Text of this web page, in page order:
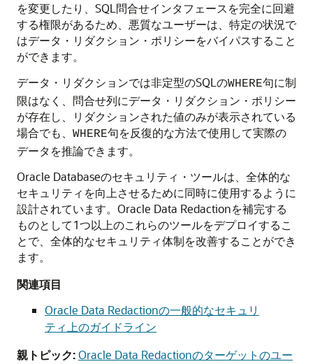
を変更したり、SQL問合せインタフェースを完全に回避
する権限があるため、悪質なユーザーは、特定の状況で
はデータ・リダクション・ポリシーをバイパスすること
ができます。
データ・リダクションでは非定型のSQLのWHERE句に制
限はなく、問合せ列にデータ・リダクション・ポリシー
が存在し、リダクションされた値のみが表示されている
場合でも、 WHERE句を反復的な方法で使用して実際の
データを推論できます。
Oracle Databaseのセキュリティ・ツールは、全体的な
セキュリティを向上させるために同時に使用するように
設計されています。Oracle Data Redactionを補完する
ものとして1つ以上のこれらのツールをデプロイするこ
とで、全体的なセキュリティ体制を改善することができ
ます。
関連項目
Oracle Data Redactionの一般的なセキュリ
ティ上のガイドライン
親トピック:Oracle Data Redactionのターゲットのユー